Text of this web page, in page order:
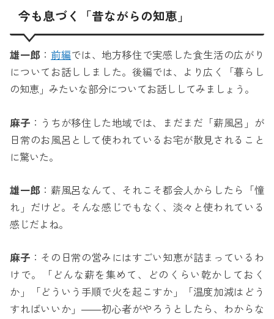
今も息づく「昔ながらの知恵」
雄一郎 ： 前編では、地方移住で実感した食生活の広がり
についてお話ししました。後編では、より広く「暮らし
の知恵」みたいな部分についてお話ししてみましょう。
麻子 ：うちが移住した地域では、まだまだ「薪風呂」が
日常のお風呂として使われているお宅が散見されること
に驚いた。
雄一郎 ：薪風呂なんて、それこそ都会人からしたら「憧
れ」だけど。そんな感じでもなく、淡々と使われている
感じだよね。
麻子 ：その日常の営みにはすごい知恵が詰まっているわ
けで。「どんな薪を集めて、どのくらい乾かしておく
か」「どういう手順で火を起こすか」「温度加減はどう
すればいいか」――初心者がやろうとしたら、わからな